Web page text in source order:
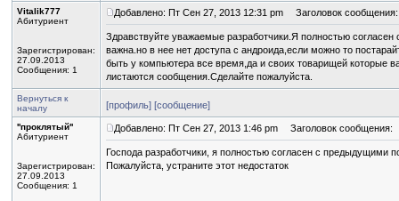
Vitalik777
Абитуриент
Зарегистрирован:
27.09.2013
Сообщения: 1
Добавлено: Пт Сен 27, 2013 12:31 pm Заголовок сообщения:
Здравствуйте уважаемые разработчики.Я полностью
важна.но в нее нет доступа с андроида,если можно то
быть у компьютера все время,да и своих товарищей которые
листаются сообщения.Сделайте пожалуйста.
Вернуться к
началу
[профиль] [сообщение]
''проклятый''
Абитуриент
Зарегистрирован:
27.09.2013
Сообщения: 1
Добавлено: Пт Сен 27, 2013 1:46 pm Заголовок сообщения:
Господа разработчики, я полностью согласен с предыдущими
Пожалуйста, устраните этот недостаток